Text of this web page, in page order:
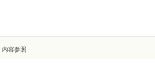
内容参照